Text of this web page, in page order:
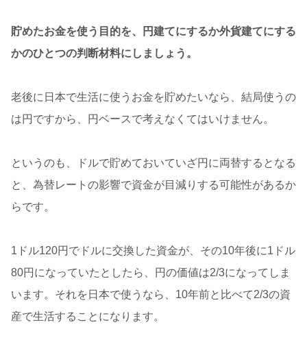
貯めたお金を使う目的を、円建てにするか外貨建てにする
かのひとつの判断材料にしましょう。
老後に日本で生活に使うお金を貯めたいなら、結局使うの
は円ですから、円ベースで考えなくてはいけません。
というのも、ドルで貯めておいていざ円に両替するとなる
と、為替レートの影響で資金が目減りする可能性があるか
らです。
1ドル120円でドルに交換した資金が、その10年後に1ドル
80円になっていたとしたら、円の価値は2/3になってしま
います。それを日本で使うなら、10年前と比べて2/3の資
産で生活することになります。